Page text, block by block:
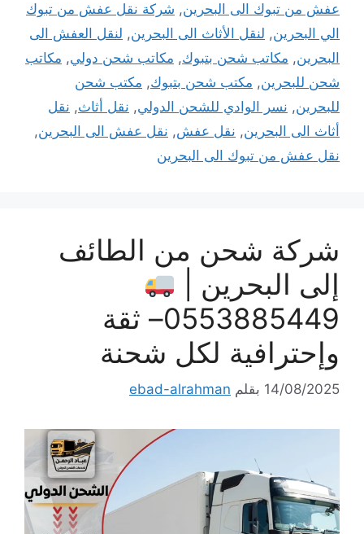
عفش من تبوك الى البحرين, شركة نقل عفش من تبوك
الي البحرين, لنقل الأثاث الى البحرين, لنقل العفش الى
البحرين, مكاتب شحن بتبوك, مكاتب شحن دولي, مكاتب
شحن للبحرين, مكتب شحن بتبوك, مكتب شحن
للبحرين, نسر الوادي للشحن الدولي, نقل أثاث, نقل
أثاث الى البحرين, نقل عفش, نقل عفش الى البحرين,
نقل عفش من تبوك الى البحرين
شركة شحن من الطائف
إلى البحرين |
0553885449– ثقة
وإحترافية لكل شحنة
14/08/2025 بقلم ebad-alrahman